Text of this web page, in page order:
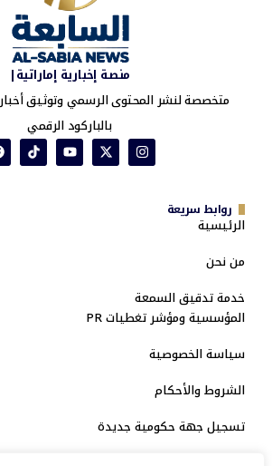
منصة إخبارية إماراتية|
متخصصة لنشر المحتوى الرسمي وتوثيق
بالباركود الرقمي
روابط سريعة
الرئيسية
من نحن
خدمة تدقيق السمعة
المؤسسية ومؤشر تغطيات PR
سياسة الخصوصية
الشروط والأحكام
تسجيل جهة حكومية جديدة